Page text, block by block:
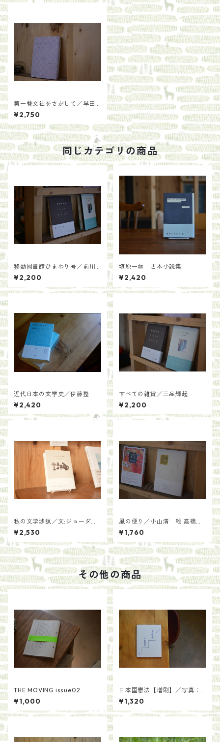
第一藝文社をさがして／早田
リツ子
¥2,750
同じカテゴリの商品
移動図書館ひまわり号／前川
恒雄
¥2,200
埴原一亟 古本小説集
¥2,420
近代日本の文学史／伊藤整
¥2,420
すべての雑貨／三品輝起
¥2,200
私の文学渉猟／文:ジョーダ
ン・スコット 絵:シドニー・ス
ミス 訳:原田勝
¥2,530
風の便り／小山清 絵 高橋和
枝
¥1,760
その他の商品
THE MOVING issue02
¥1,000
日本国憲法【増刷】／写真：
齋藤陽道
¥1,320